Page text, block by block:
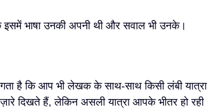
इसमें भाषा उनकी अपनी थी और सवाल भी उनके।
है कि आप भी लेखक के साथ-साथ किसी लंबी यात्रा
दिखते हैं, लेकिन असली यात्रा आपके भीतर हो रही